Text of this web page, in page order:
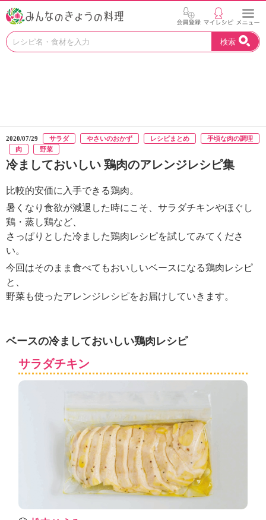
お
つ
よ
。
N
K
エ
ュ
ー
ル
ん
き
ょ
う
の
料
理
」
検索
2020/07/29 サラダ やさいのおかず レシピまとめ
手頃な肉の調理
肉
野菜
冷ましておいしい 鶏肉のアレンジレシピ集
比較的安価に入手できる鶏肉。
暑くなり食欲が減退した時にこそ、サラダチキンやほぐし
鶏・蒸し鶏など、
さっぱりとした冷ました鶏肉レシピを試してみてくださ
い。
今回はそのまま食べてもおいしいベースになる鶏肉レシピ
と、
野菜も使ったアレンジレシピをお届けしていきます。
ベースの冷ましておいしい鶏肉レシピ
サラダチキン